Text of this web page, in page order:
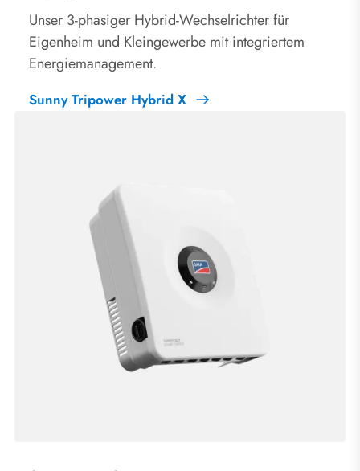
Unser 3-phasiger Hybrid-Wechselrichter für
Eigenheim und Kleingewerbe mit integriertem
Energiemanagement.
Sunny Tripower Hybrid X